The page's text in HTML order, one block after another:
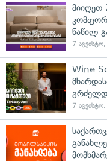
მიიღეთ
ნაწილ
7
Wine
7